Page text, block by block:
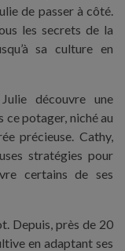
de passer à côté.
les secrets de la
sa culture en
découvre une
ce potager, niché au
précieuse. Cathy,
stratégies pour
certains de ses
Depuis, près de 20
en adaptant ses